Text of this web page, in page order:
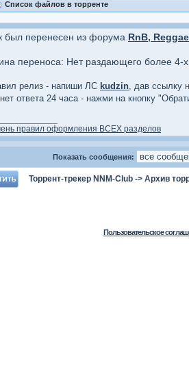
Список файлов в торренте
был перенесен из форума RnB, Reggae
переноса: Нет раздающего более 4-
релиз - напиши ЛС kudzin, дав ссылку
ответа 24 часа - нажми на кнопку
правил оформления ВСЕХ разделов
Показать сообщения:
Торрент-трекер NNM-Club -> Архив
Пользовательское